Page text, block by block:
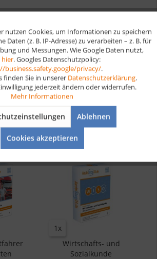
ab € 35,- Bestellwert
1x
Wirtschafts- und
Sozialkunde
Aktiv
Aktiv
nutzen Cookies, um Informationen zu speichern
Daten (z. B. IP-Adresse) zu verarbeiten – z. B. für
und Messungen. Wie Google Daten nutzt,
hier. Googles Datenschutzpolicy:
business.safety.google/privacy/.
finden Sie in unserer Datenschutzerklärung.
jederzeit ändern oder widerrufen.
Mehr Informationen
Ablehnen
Cookies akzeptieren